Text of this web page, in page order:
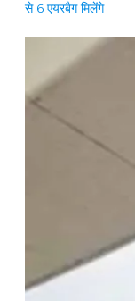
से 6 एयरबैग मिलेंगे